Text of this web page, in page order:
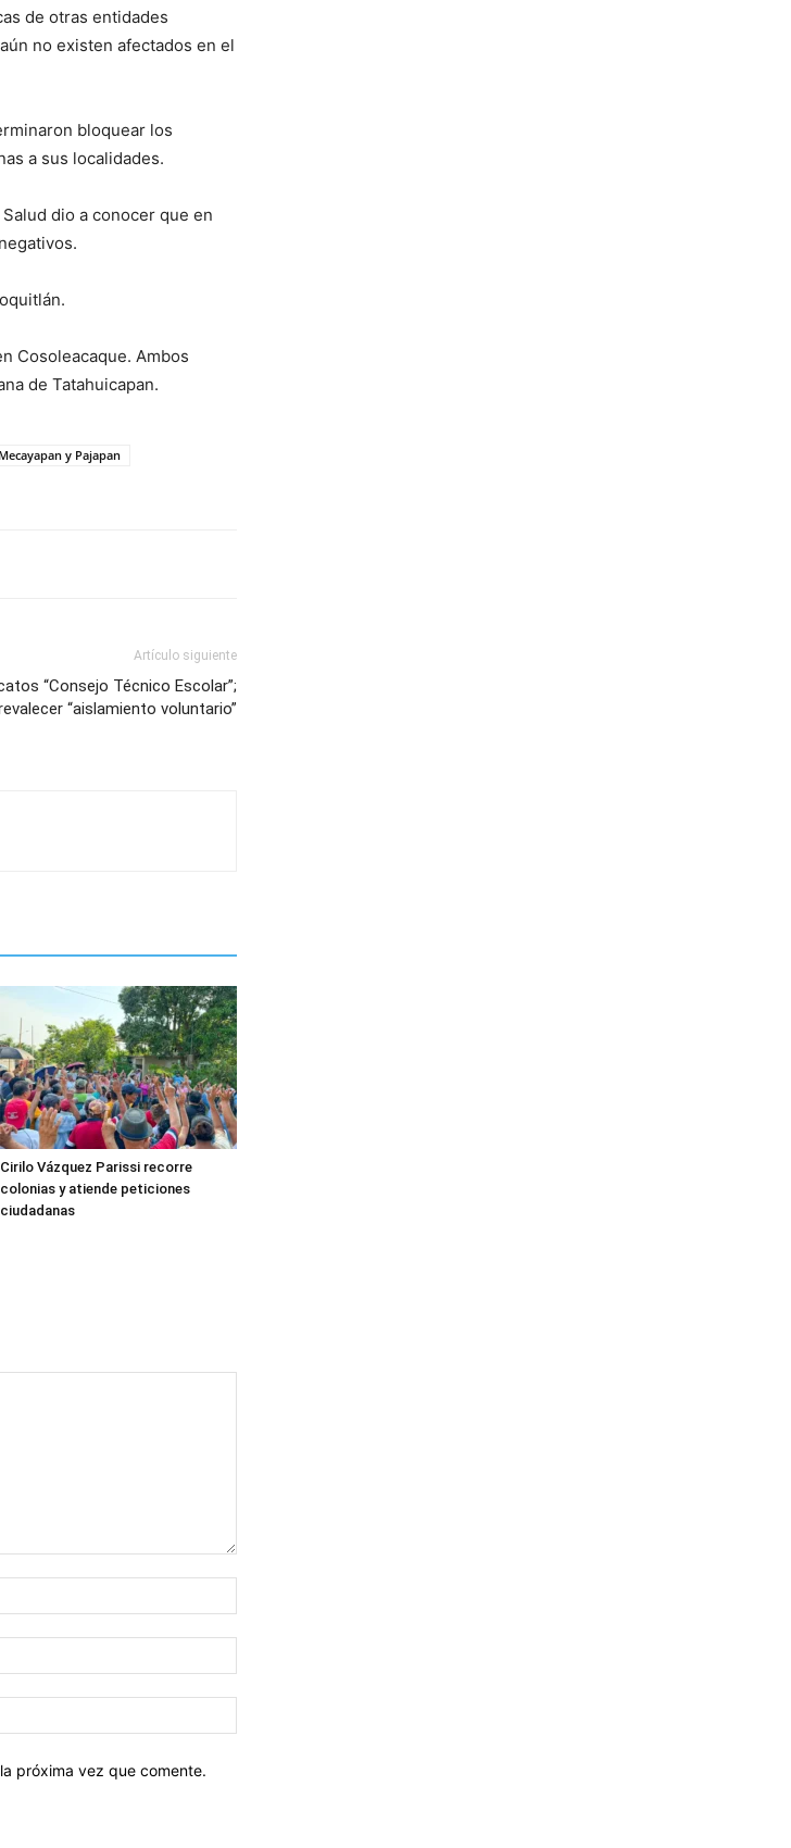
de otras entidades
no existen afectados en el
bloquear los
a sus localidades.
dio a conocer que en
Cosoleacaque. Ambos
de Tatahuicapan.
Mecayapan y Pajapan
Artículo siguiente
“Consejo Técnico Escolar”;
“aislamiento voluntario”
Cirilo Vázquez Parissi recorre
colonias y atiende peticiones
ciudadanas
próxima vez que comente.